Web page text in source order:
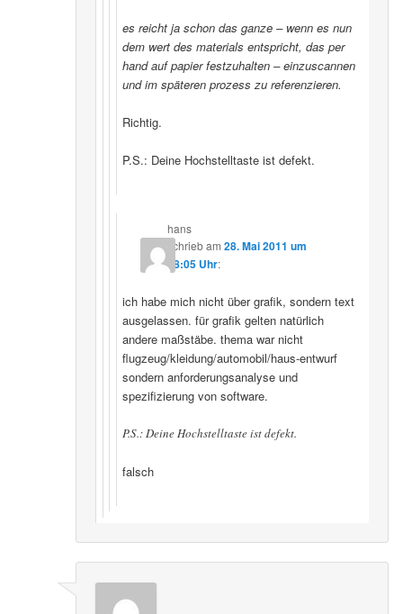
es reicht ja schon das ganze – wenn es nun
dem wert des materials entspricht, das per
hand auf papier festzuhalten – einzuscannen
und im späteren prozess zu referenzieren.
Richtig.
P.S.: Deine Hochstelltaste ist defekt.
hans
schriebam28. Mai 2011 um
18:05 Uhr:
ich habe mich nicht über grafik, sondern text
ausgelassen. für grafik gelten natürlich
andere maßstäbe. thema war nicht
flugzeug/kleidung/automobil/haus-entwurf
sondern anforderungsanalyse und
spezifizierung von software.
P.S.: Deine Hochstelltaste ist defekt.
falsch